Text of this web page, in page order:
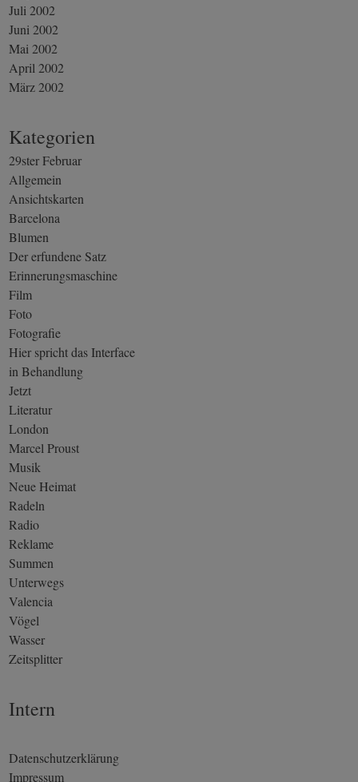
Juli 2002
Juni 2002
Mai 2002
April 2002
März 2002
Kategorien
29ster Februar
Allgemein
Ansichtskarten
Barcelona
Blumen
Der erfundene Satz
Erinnerungsmaschine
Film
Foto
Fotografie
Hier spricht das Interface
in Behandlung
Jetzt
Literatur
London
Marcel Proust
Musik
Neue Heimat
Radeln
Radio
Reklame
Summen
Unterwegs
Valencia
Vögel
Wasser
Zeitsplitter
Intern
Datenschutzerklärung
Impressum